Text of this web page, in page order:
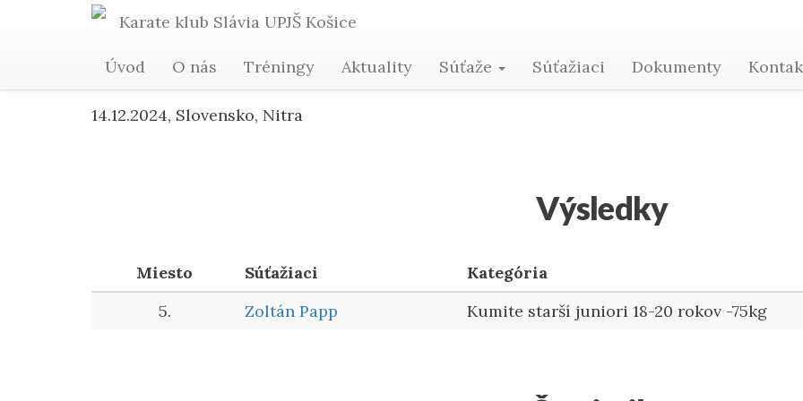
Karate klub Slávia UPJŠ Košice
Úvod O nás Tréningy Aktuality Súťaže Súťažiaci Dokumenty
MEMORIÁL RUDOLFA FARMADÍNA - 13.
14.12.2024, Slovensko, Nitra
Výsledky
Miesto Súťažiaci
Kategória
5.
Zoltán Papp Kumite starší juniori 18-20 rokov -75kg